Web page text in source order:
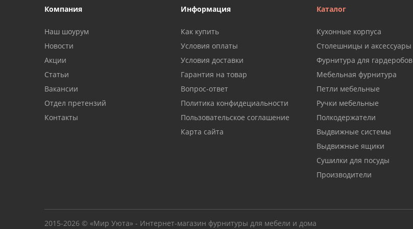
Компания
Наш шоурум
Новости
Акции
Статьи
Вакансии
Отдел претензий
Контакты
Информация
Как купить
Условия оплаты
Условия доставки
Гарантия на товар
Вопрос-ответ
Политика конфидециальности
Пользовательское соглашение
Карта сайта
Каталог
Кухонные корпуса
Столешницы и аксессуары
Фурнитура для гардеробов
Мебельная фурнитура
Петли мебельные
Ручки мебельные
Полкодержатели
Выдвижные системы
Выдвижные ящики
Сушилки для посуды
Производители
2015-2026 © «Мир Уюта» - Интернет-магазин фурнитуры для мебели и дома